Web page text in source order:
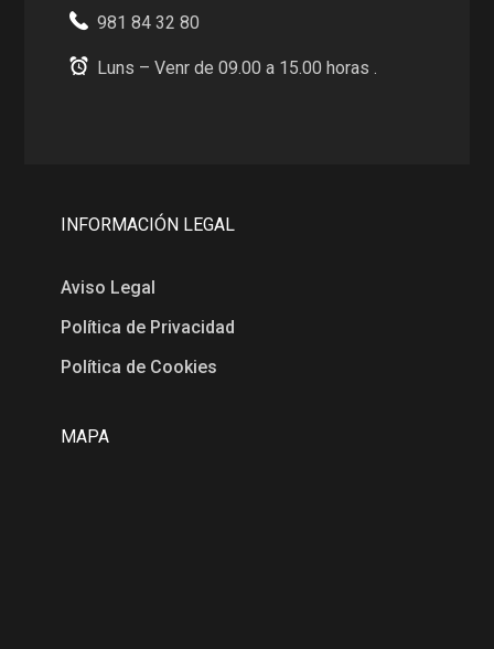
981 84 32 80
Luns – Venr de 09.00 a 15.00 horas .
INFORMACIÓN LEGAL
Aviso Legal
Política de Privacidad
Política de Cookies
MAPA